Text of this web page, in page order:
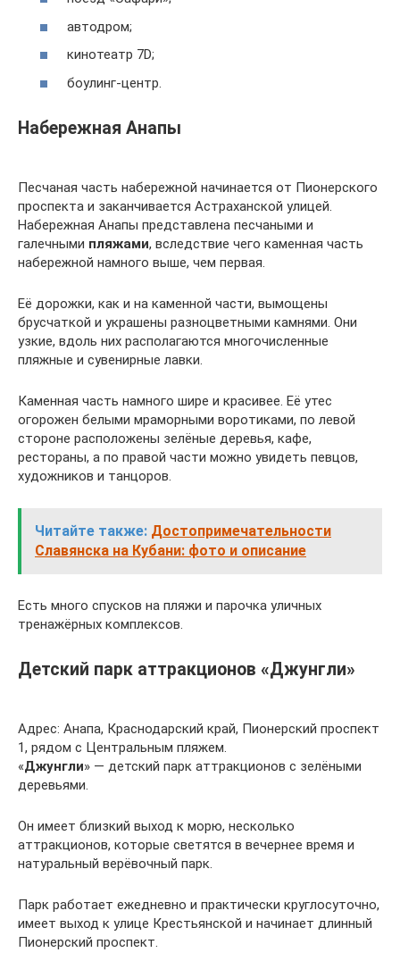
автодром;
кинотеатр 7D;
боулинг-центр.
Набережная Анапы
Песчаная часть набережной начинается от Пионерского
проспекта и заканчивается Астраханской улицей.
Набережная Анапы представлена песчаными и
галечными пляжами, вследствие чего каменная часть
набережной намного выше, чем первая.
Её дорожки, как и на каменной части, вымощены
брусчаткой и украшены разноцветными камнями. Они
узкие, вдоль них располагаются многочисленные
пляжные и сувенирные лавки.
Каменная часть намного шире и красивее. Её утес
огорожен белыми мраморными воротиками, по левой
стороне расположены зелёные деревья, кафе,
рестораны, а по правой части можно увидеть певцов,
художников и танцоров.
Читайте также: Достопримечательности
Славянска на Кубани: фото и описание
Есть много спусков на пляжи и парочка уличных
тренажёрных комплексов.
Детский парк аттракционов «Джунгли»
Адрес: Анапа, Краснодарский край, Пионерский проспект
1, рядом с Центральным пляжем.
«Джунгли» — детский парк аттракционов с зелёными
деревьями.
Он имеет близкий выход к морю, несколько
аттракционов, которые светятся в вечернее время и
натуральный верёвочный парк.
Парк работает ежедневно и практически круглосуточно,
имеет выход к улице Крестьянской и начинает длинный
Пионерский проспект.